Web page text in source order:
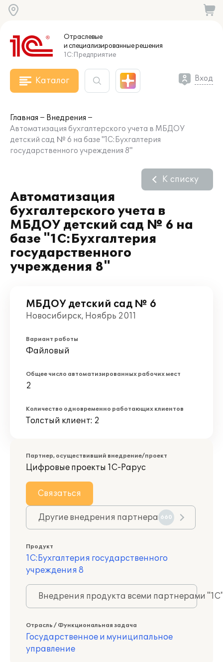
Отраслевые
и специализированныерешения
1С:Предприятие
Каталог Вход
Главная
Внедрения
Автоматизация бухгалтерского учета в МБДОУ
детский сад № 6 на базе "1С:Бухгалтерия
государственного учреждения 8"
Автоматизация
бухгалтерского учета в
МБДОУ детский сад № 6 на
базе "1С:Бухгалтерия
государственного
учреждения 8"
К списку
МБДОУ детский сад № 6
Новосибирск, Ноябрь 2011
Вариант работы
Файловый
Общее число автоматизированных рабочих мест
2
Количество одновременно работающих клиентов
Толстый клиент: 2
Партнер, осуществивший внедрение/проект
Цифровые проекты 1С-Рарус
Связаться
Другие внедрения партнера 660
Продукт
1С:Бухгалтерия государственного
учреждения 8
Внедрения продукта всеми партнерами
Отрасль / Функциональная задача
Государственное и муниципальное
управление